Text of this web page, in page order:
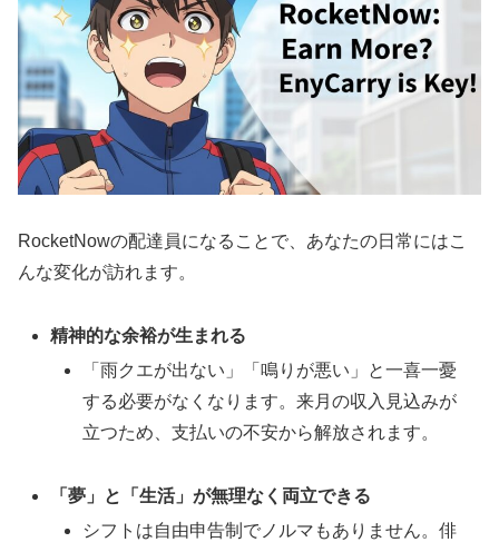
RocketNowの配達員になることで、あなたの日常にはこ
んな変化が訪れます。
精神的な余裕が生まれる
「雨クエが出ない」「鳴りが悪い」と一喜一憂
する必要がなくなります。来月の収入見込みが
立つため、支払いの不安から解放されます。
「夢」と「生活」が無理なく両立できる
シフトは自由申告制でノルマもありません。俳